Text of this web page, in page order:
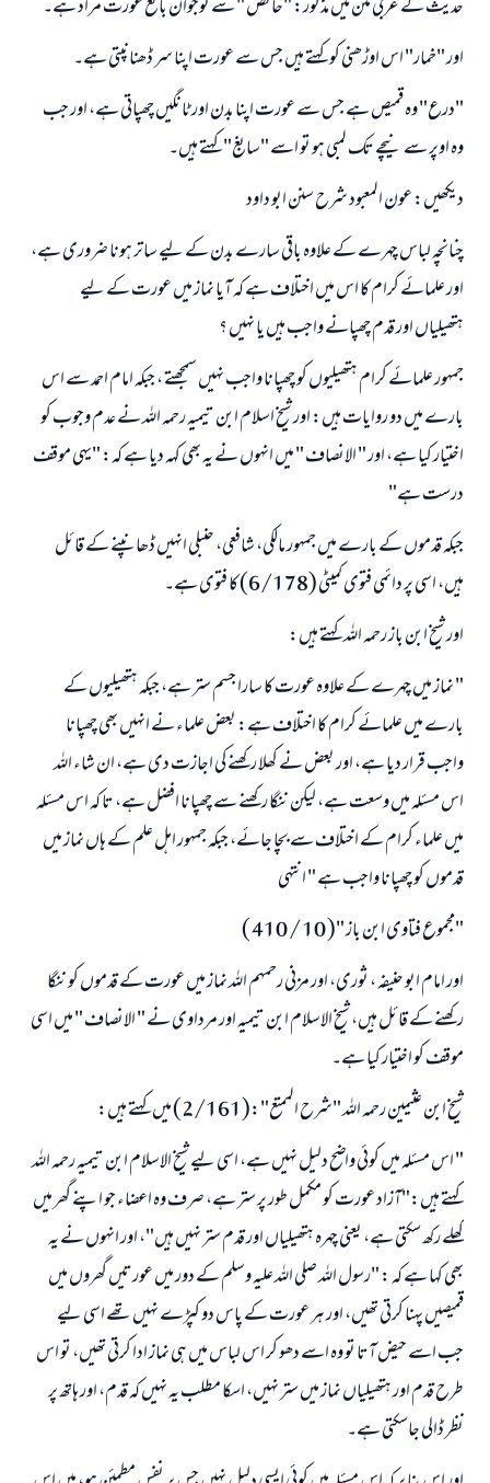
حدیث کے عربی متن میں مذکور: "حائض " سے نوجوان بالغ عورت مراد ہے۔
اور "خمار" اس اوڑھنى كو كہتے ہيں جس سے عورت اپنا سر ڈھنانپتى ہے۔
"درع" وہ قميص ہے جس سے عورت اپنا بدن اور ٹانگيں چھپاتى ہے، اور جب
وہ اوپر سے نيچے تك لمبى ہو تو اسے "سابغ" كہتے ہيں۔
دیکھیں: عون المعبود شرح سنن ابو داود
چنانچہ لباس چہرے كے علاوہ باقى سارے بدن كے ليے ساتر ہونا ضرورى ہے،
اور علمائے كرام كا اس ميں اختلاف ہے كہ آيا نماز ميں عورت كے ليے
ہتھيلياں اور قدم چھپانے واجب ہيں يا نہيں ؟
جمہور علمائے كرام ہتھیلیوں كو چھپانا واجب نہیں سمجھتے ، جبکہ امام احمد سے اس
بارے میں دو روایات ہيں: اور شيخ اسلام ابن تيميہ رحمہ اللہ نے عدم وجوب كو
اختيار كيا ہے، اور " الانصاف " ميں انہوں نے یہ بھی کہہ دیا ہے کہ: "یہی موقف
درست ہے"
جبکہ قدموں کے بارے میں جمہور مالکی، شافعی، حنبلی انہیں ڈھانپنے کے قائل
ہیں، اسی پر دائمی فتوی کمیٹی (6/178) کا فتوی ہے۔
اور شيخ ابن باز رحمہ اللہ كہتے ہيں:
" نماز ميں چہرے كے علاوہ عورت كا سارا جسم ستر ہے، جبکہ ہتھیلیوں کے
بارے ميں علمائے كرام كا اختلاف ہے: بعض علماء نے انہيں بھى چھپانا
واجب قرار ديا ہے، اور بعض نے كھلا ركھنے كى اجازت دى ہے، ان شاء اللہ
اس مسئلہ ميں وسعت ہے، ليكن ننگا ركھنے سے چھپانا افضل ہے، تا كہ اس مسئلہ
ميں علماء كرام كے اختلاف سے بچا جائے، جبکہ جمہور اہل علم كے ہاں نماز ميں
قدموں کو چھپانا واجب ہے " انتہى
"مجموع فتاوى ابن باز "( 10 / 410 )
اور امام ابو حنیفہ ، ثورى، اور مزنى رحمہم اللہ نماز ميں عورت كے قدموں كو ننگا
ركھنے كے قائل ہيں، شيخ الاسلام ابن تيميہ اور مرداوى نے " الانصاف " میں اسی
موقف کو اختيار كيا ہے۔
شيخ ابن عثیمین رحمہ اللہ "شرح الممتع":(2/161) میں كہتے ہيں:
" اس مسئلہ ميں كوئى واضح دليل نہيں ہے، اسى ليے شيخ الاسلام ابن تيميہ رحمہ اللہ
كہتے ہيں:"آزاد عورت کو مکمل طور پر ستر ہے، صرف وہ اعضاء جو اپنے گھر ميں
کھلے رکھ سکتی ہے، یعنی چہرہ ہتھيلياں اور قدم ستر نہیں ہیں"، اور انہوں نے یہ
بھی کہا ہے کہ : "رسول اللہ صلى اللہ عليہ وسلم كے دور ميں عورتيں گھروں ميں
قمیصیں پہنا كرتى تھيں، اور ہر عورت كے پاس دو كپڑے نہيں تھے اسى ليے
جب اسے حيض آتا تو وہ اسے دھو كر اس لباس ميں ہى نماز ادا كرتى تھىں، تو اس
طرح قدم اور ہتھيلياں نماز ميں ستر نہيں، اسکا مطلب یہ نہیں کہ قدم، اور ہاتھ پر
نظر ڈالی جاسکتی ہے۔